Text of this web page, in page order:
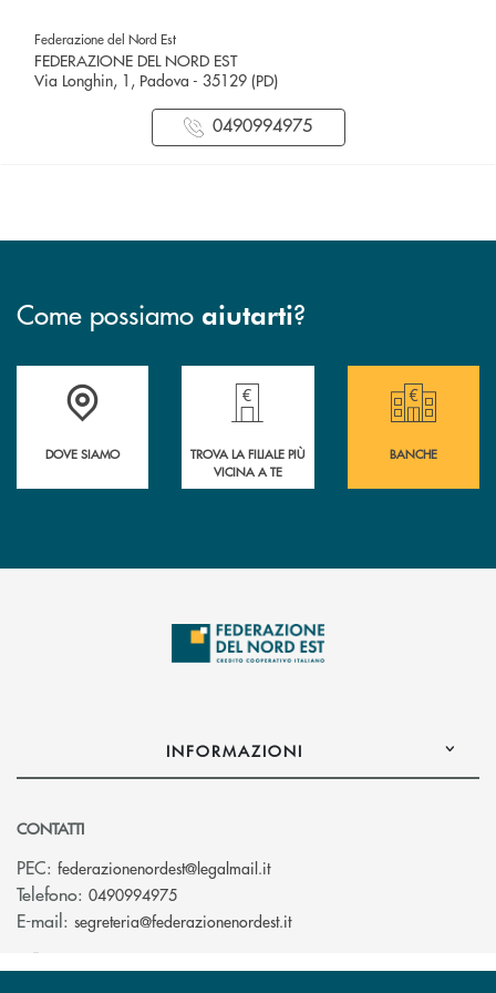
Federazione del Nord Est
FEDERAZIONE DEL NORD EST
Via Longhin, 1, Padova - 35129 (PD)
0490994975
Come possiamo aiutarti?
Guarda dove è situata&nbsp; Federazione del Nord Est
DOVE SIAMO
Trova la filiale più vicina a te!
TROVA LA FILIALE PIÙ
VICINA A TE
Le Banche aderenti
BANCHE
INFORMAZIONI
CONTATTI
PEC: federazionenordest@legalmail.it(si apre l’app di posta
Telefono: 0490994975
E-mail: segreteria@federazionenordest.it(si apre l’app di posta